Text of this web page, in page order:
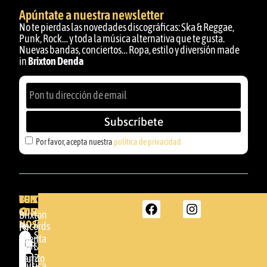
Apúntate a nuestra newsletter
No te pierdas las novedades discográficas: Ska & Reggae,
Punk, Rock… y toda la música alternativa que te gusta.
Nuevas bandas, conciertos… Ropa, estilo y diversión made
in Brixton Denda
Por favor, acepta nuestra política de privacidad
Subscríbete
BRIXTON
DENDA -
SHOP
Somera
24
BRIXTON
Brixton
Records
GBR
TU
CUENTA
Mi
cuenta
Carrito
CONTACTA
CON
NOSOTROS
Por
favor,